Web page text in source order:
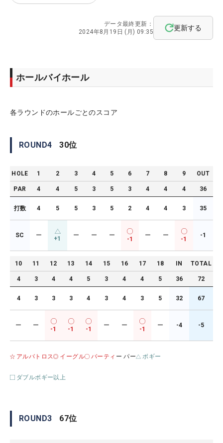
データ最終更新：
2024年8月19日 (月) 09:35
更新する
ホールバイホール
各ラウンドのホールごとのスコア
ROUND4 30位
HOLE 1 2 3 4 5 6 7 8 9 OUT
PAR 4 4 5 3 5 3 4 4 4 36
打数 4 5 5 3 5 2 4 4 3 35
SC ー +1 ー ー ー
-1
ー ー
-1
-1
10 11 12 13 14 15 16 17 18 IN TOTAL
4 3 4 4 5 3 4 4 5 36 72
4 3 3 3 4 3 4 3 5 32 67
ー ー
-1 -1 -1
ー ー
-1
ー -4 -5
アルバトロス イーグル バーティ ー パー ボギー
ダブルボギー以上
ROUND3 67位